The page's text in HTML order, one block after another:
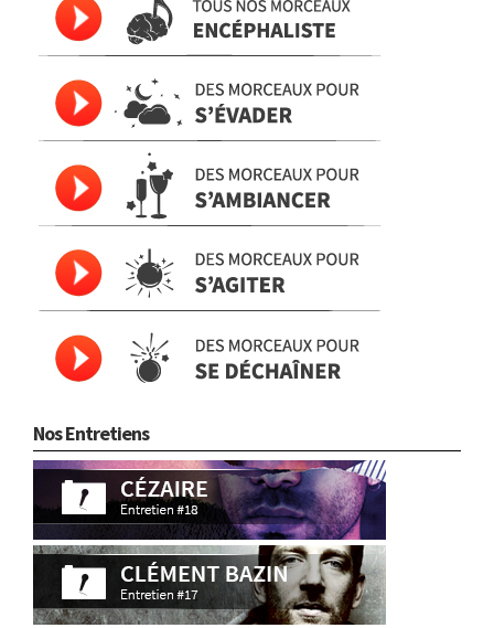
Nos Entretiens